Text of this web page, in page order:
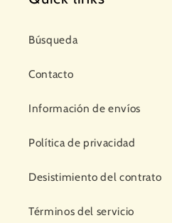
Búsqueda
Contacto
Información de envíos
Política de privacidad
Desistimiento del contrato
Términos del servicio